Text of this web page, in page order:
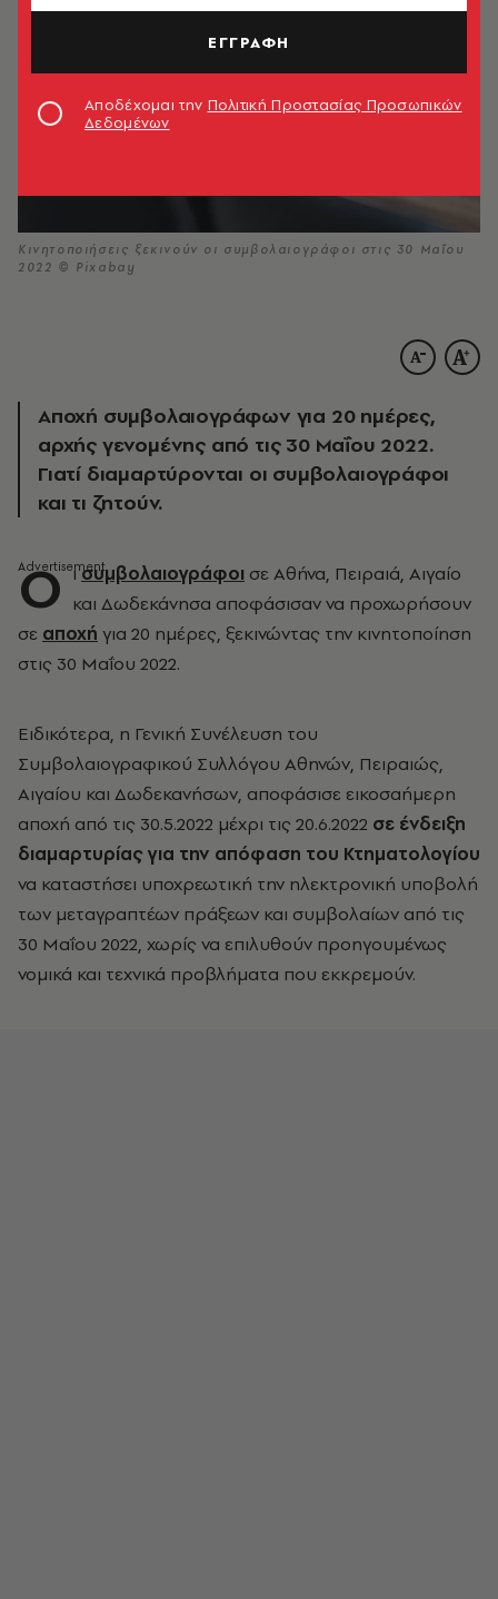
Κινητοποιήσεις ξεκινούν οι συμβολαιογράφοι στις 30 Μαΐου
2022 © Pixabay
Αποχή συμβολαιογράφων για 20 ημέρες,
αρχής γενομένης από τις 30 Μαΐου 2022.
Γιατί διαμαρτύρονται οι συμβολαιογράφοι
και τι ζητούν.
Ο ισυμβολαιογράφοι σε Αθήνα, Πειραιά, Αιγαίο
και Δωδεκάνησα αποφάσισαν να προχωρήσουν
σε αποχή για 20 ημέρες, ξεκινώντας την κινητοποίηση
στις 30 Μαΐου 2022.
Ειδικότερα, η Γενική Συνέλευση του
Συμβολαιογραφικού Συλλόγου Αθηνών, Πειραιώς,
Αιγαίου και Δωδεκανήσων, αποφάσισε εικοσαήμερη
αποχή από τις 30.5.2022 μέχρι τις 20.6.2022 σε ένδειξη
διαμαρτυρίας για την απόφαση του Κτηματολογίου
να καταστήσει υποχρεωτική την ηλεκτρονική υποβολή
των μεταγραπτέων πράξεων και συμβολαίων από τις
30 Μαΐου 2022, χωρίς να επιλυθούν προηγουμένως
νομικά και τεχνικά προβλήματα που εκκρεμούν.
ΕΓΓΡΑΦΗ
Αποδέχομαι την Πολιτική Προστασίας Προσωπικών
Δεδομένων